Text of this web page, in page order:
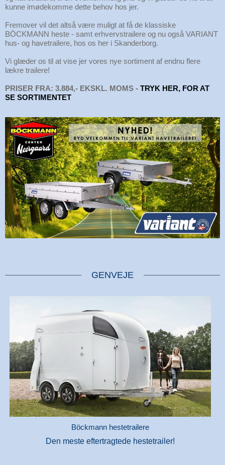
kunne imødekomme dette behov hos jer.
Fremover vil det altså være muligt at få de klassiske
BÖCKMANN heste - samt erhvervstrailere og nu også VARIANT
hus- og havetrailere, hos os her i Skanderborg.
Vi glæder os til at vise jer vores nye sortiment af endnu flere
lækre trailere!
PRISER FRA: 3.884,- EKSKL. MOMS - TRYK HER, FOR AT
SE SORTIMENTET
GENVEJE
Böckmann hestetrailere
Den meste eftertragtede hestetrailer!